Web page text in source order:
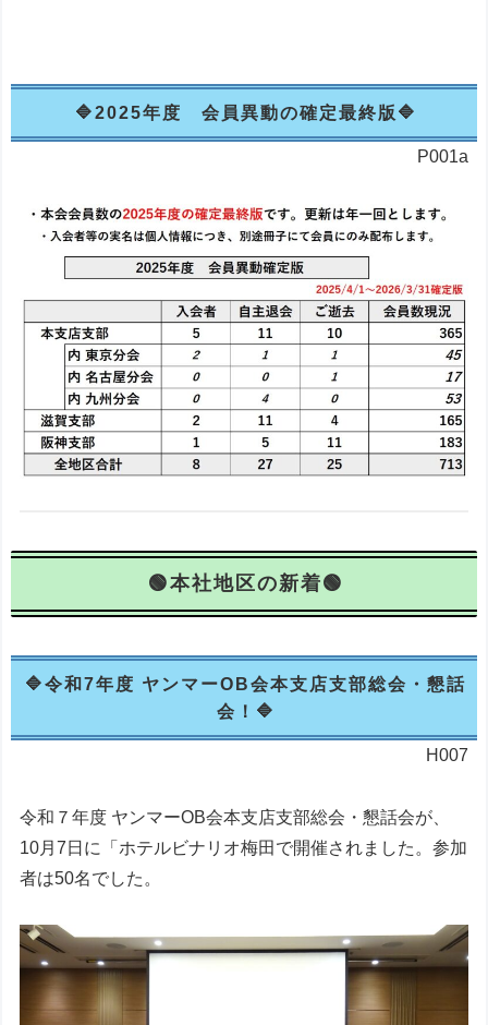
2025年度 会員異動の確定最終版
P001a
本社地区の新着
令和7年度 ヤンマーOB会本支店支部総会・懇話
会！
H007
令和７年度 ヤンマーOB会本支店支部総会・懇話会が、
10月7日に「ホテルビナリオ梅田で開催されました。参加
者は50名でした。